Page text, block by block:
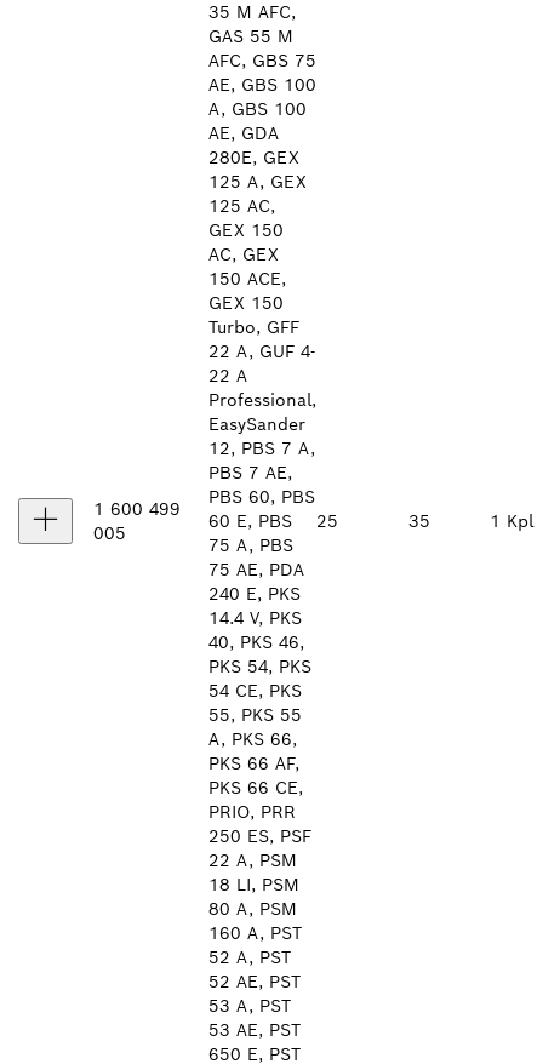
1 600 499
005
35 M AFC,
GAS 55 M
AFC, GBS 75
AE, GBS 100
A, GBS 100
AE, GDA
280E, GEX
125 A, GEX
125 AC,
GEX 150
AC, GEX
150 ACE,
GEX 150
Turbo, GFF
22 A, GUF 4-
22 A
Professional,
EasySander
12, PBS 7 A,
PBS 7 AE,
PBS 60, PBS
60 E, PBS
75 A, PBS
75 AE, PDA
240 E, PKS
14.4 V, PKS
40, PKS 46,
PKS 54, PKS
54 CE, PKS
55, PKS 55
A, PKS 66,
PKS 66 AF,
PKS 66 CE,
PRIO, PRR
250 ES, PSF
22 A, PSM
18 LI, PSM
80 A, PSM
160 A, PST
52 A, PST
52 AE, PST
53 A, PST
53 AE, PST
650 E, PST
25 35 1 Kpl